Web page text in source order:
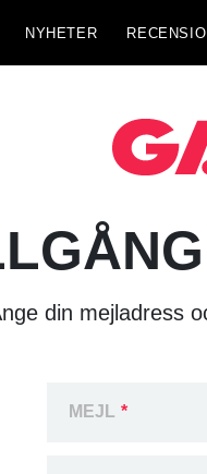
NYHETER
din mejladress
MEJL *